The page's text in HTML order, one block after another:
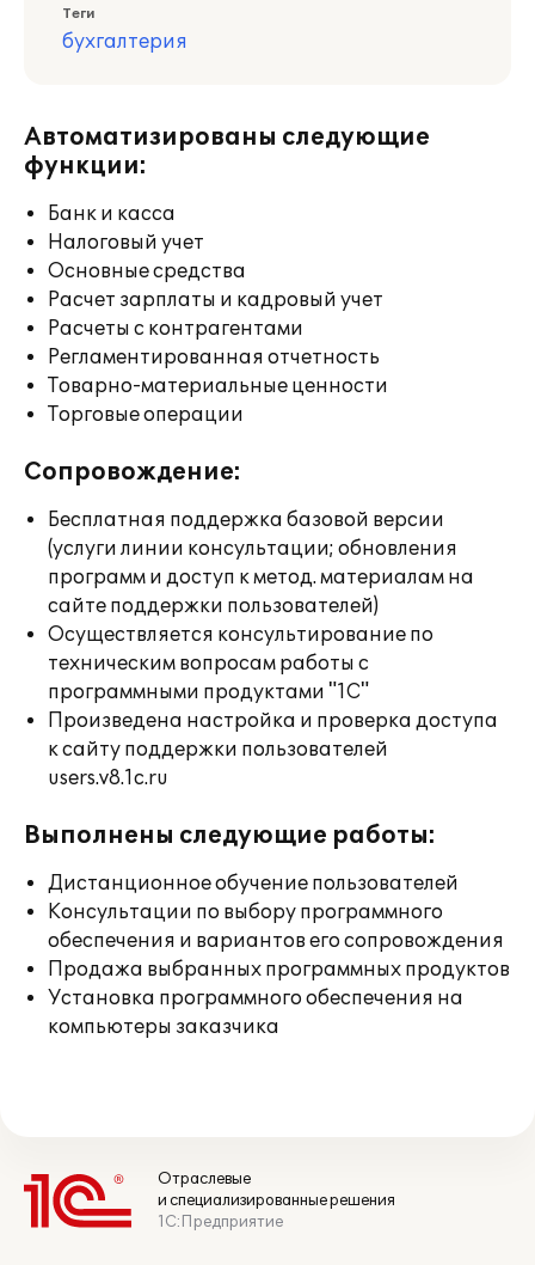
Теги
бухгалтерия
Автоматизированы следующие
функции:
Банк и касса
Налоговый учет
Основные средства
Расчет зарплаты и кадровый учет
Расчеты с контрагентами
Регламентированная отчетность
Товарно-материальные ценности
Торговые операции
Сопровождение:
Бесплатная поддержка базовой версии
(услуги линии консультации; обновления
программ и доступ к метод. материалам на
сайте поддержки пользователей)
Осуществляется консультирование по
техническим вопросам работы с
программными продуктами "1С"
Произведена настройка и проверка доступа
к сайту поддержки пользователей
users.v8.1c.ru
Выполнены следующие работы:
Дистанционное обучение пользователей
Консультации по выбору программного
обеспечения и вариантов его сопровождения
Продажа выбранных программных продуктов
Установка программного обеспечения на
компьютеры заказчика
Отраслевые
и специализированные решения
1С:Предприятие